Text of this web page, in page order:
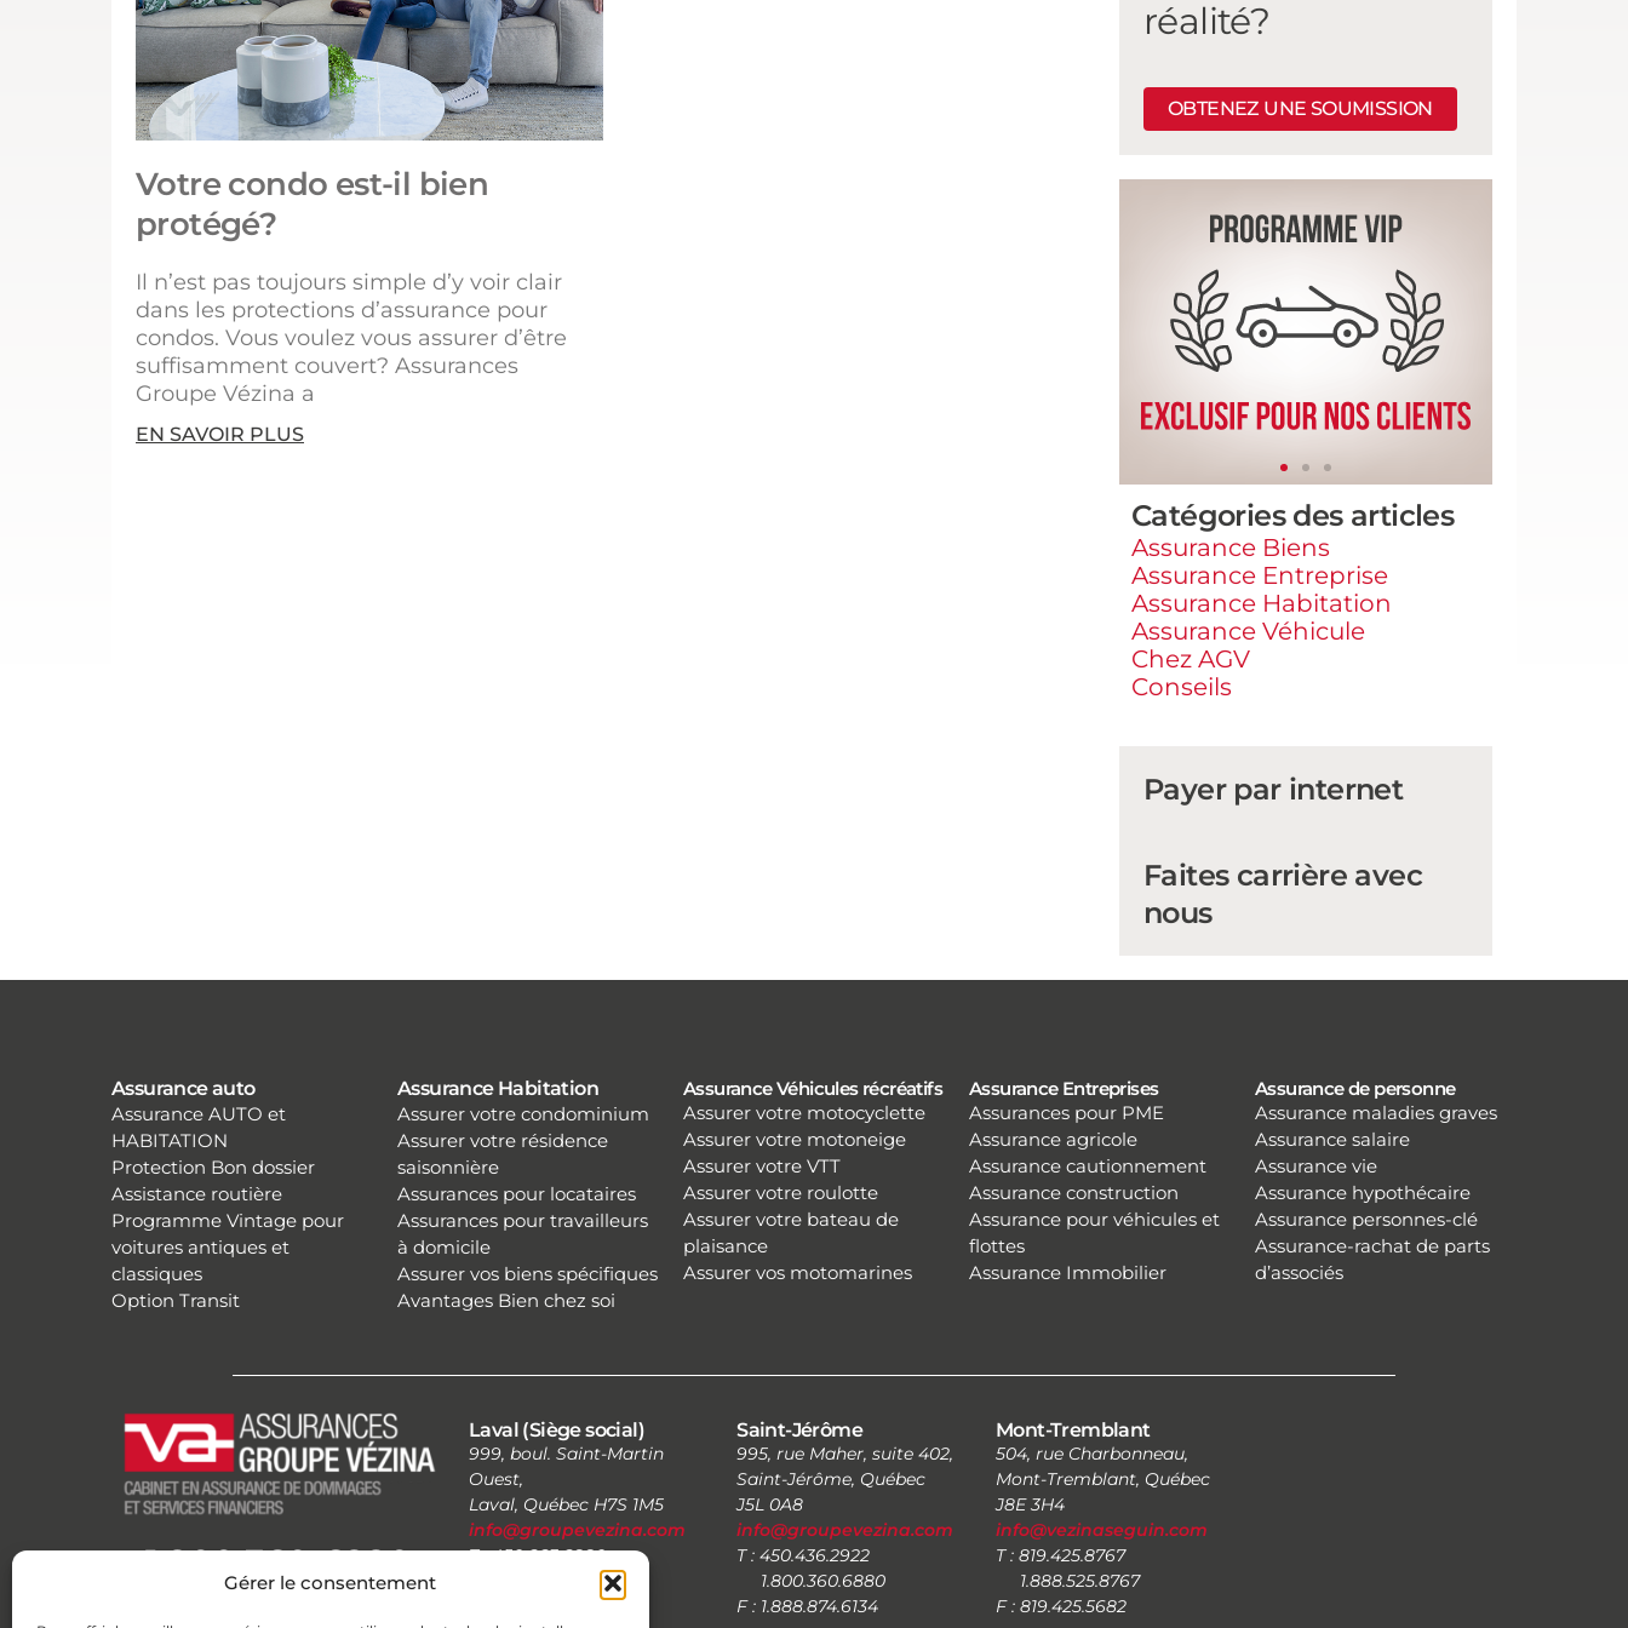
Gérer le consentement
Votre condo est-il bien
protégé?
Il n’est pas toujours simple d’y voir clair
dans les protections d’assurance pour
condos. Vous voulez vous assurer d’être
suffisamment couvert? Assurances
Groupe Vézina a
EN SAVOIR PLUS
réalité?
OBTENEZ UNE SOUMISSION
Catégories des articles
Assurance Biens
Assurance Entreprise
Assurance Habitation
Assurance Véhicule
Chez AGV
Conseils
Payer par internet
Faites carrière avec
nous
Assurance auto
Assurance AUTO et
HABITATION
Protection Bon dossier
Assistance routière
Programme Vintage pour
voitures antiques et
classiques
Option Transit
Assurance Habitation
Assurer votre condominium
Assurer votre résidence
saisonnière
Assurances pour locataires
Assurances pour travailleurs
à domicile
Assurer vos biens spécifiques
Avantages Bien chez soi
Assurance Véhicules récréatifs
Assurer votre motocyclette
Assurer votre motoneige
Assurer votre VTT
Assurer votre roulotte
Assurer votre bateau de
plaisance
Assurer vos motomarines
Assurance Entreprises
Assurances pour PME
Assurance agricole
Assurance cautionnement
Assurance construction
Assurance pour véhicules et
flottes
Assurance Immobilier
Assurance de personne
Assurance maladies graves
Assurance salaire
Assurance vie
Assurance hypothécaire
Assurance personnes-clé
Assurance-rachat de parts
d’associés
1 800 360-6880
HEURES D'OUVERTURE
Laval (Siège social)
999, boul. Saint-Martin
Ouest,
Laval, Québec H7S 1M5
info@groupevezina.com
T : 450.663.6880
F : 1.888.874.6134
Saint-Jérôme
995, rue Maher, suite 402,
Saint-Jérôme, Québec
J5L 0A8
info@groupevezina.com
T : 450.436.2922
1.800.360.6880
F : 1.888.874.6134
Mont-Tremblant
504, rue Charbonneau,
Mont-Tremblant, Québec
J8E 3H4
info@vezinaseguin.com
T : 819.425.8767
1.888.525.8767
F : 819.425.5682